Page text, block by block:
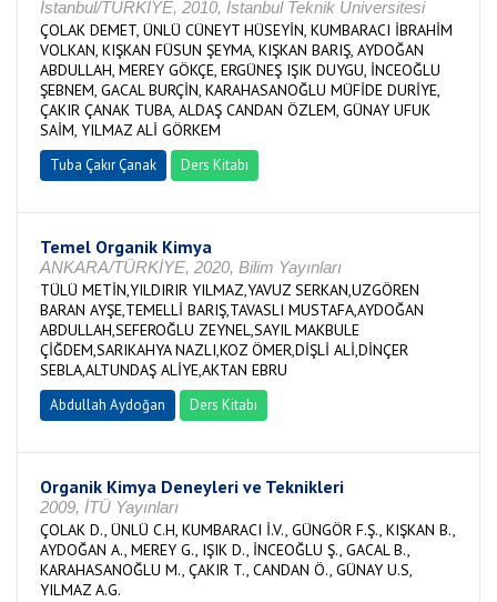
İstanbul/TÜRKİYE, 2010, İstanbul Teknik Üniversitesi
ÇOLAK DEMET, ÜNLÜ CÜNEYT HÜSEYİN, KUMBARACI İBRAHİM
VOLKAN, KIŞKAN FÜSUN ŞEYMA, KIŞKAN BARIŞ, AYDOĞAN
ABDULLAH, MEREY GÖKÇE, ERGÜNEŞ IŞIK DUYGU, İNCEOĞLU
ŞEBNEM, GACAL BURÇİN, KARAHASANOĞLU MÜFİDE DURİYE,
ÇAKIR ÇANAK TUBA, ALDAŞ CANDAN ÖZLEM, GÜNAY UFUK
SAİM, YILMAZ ALİ GÖRKEM
Tuba Çakır Çanak Ders Kitabı
Temel Organik Kimya
ANKARA/TÜRKİYE, 2020, Bilim Yayınları
TÜLÜ METİN,YILDIRIR YILMAZ,YAVUZ SERKAN,UZGÖREN
BARAN AYŞE,TEMELLİ BARIŞ,TAVASLI MUSTAFA,AYDOĞAN
ABDULLAH,SEFEROĞLU ZEYNEL,SAYIL MAKBULE
ÇİĞDEM,SARIKAHYA NAZLI,KOZ ÖMER,DİŞLİ ALİ,DİNÇER
SEBLA,ALTUNDAŞ ALİYE,AKTAN EBRU
Abdullah Aydoğan Ders Kitabı
Organik Kimya Deneyleri ve Teknikleri
2009, İTÜ Yayınları
ÇOLAK D., ÜNLÜ C.H, KUMBARACI İ.V., GÜNGÖR F.Ş., KIŞKAN B.,
AYDOĞAN A., MEREY G., IŞIK D., İNCEOĞLU Ş., GACAL B.,
KARAHASANOĞLU M., ÇAKIR T., CANDAN Ö., GÜNAY U.S,
YILMAZ A.G.